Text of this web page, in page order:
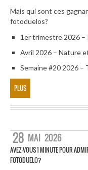
Mais qui sont ces
fotoduelos?
1er trimestre 2026 –
Avril 2026 – Nature
Semaine #20 2026
PLUS
28 MAI 2026
AVEZ-VOUS 1 MINUTE POUR
FOTODUELO?